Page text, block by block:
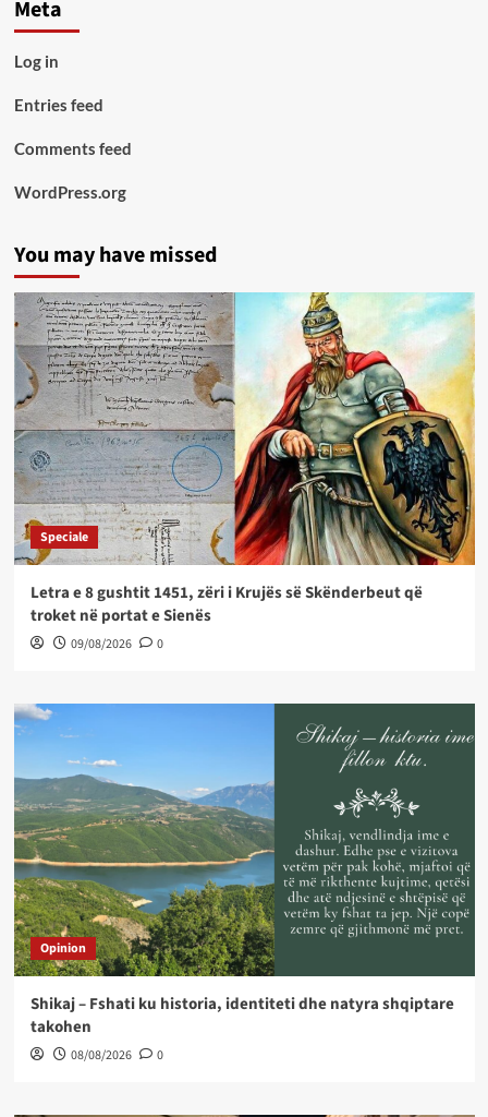
Meta
Log in
Entries feed
Comments feed
WordPress.org
You may have missed
Speciale
Letra e 8 gushtit 1451, zëri i Krujës së Skënderbeut që
troket në portat e Sienës
09/08/2026 0
Opinion
Shikaj – Fshati ku historia, identiteti dhe natyra shqiptare
takohen
08/08/2026 0